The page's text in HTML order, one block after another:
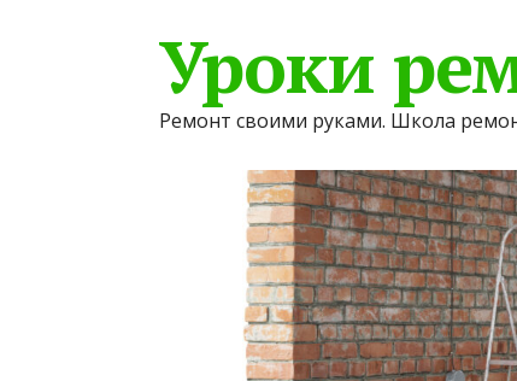
Уроки
Ремонт своими руками. Школа